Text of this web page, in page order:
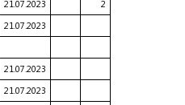
21.07.2023
2
21.07.2023
21.07.2023
21.07.2023